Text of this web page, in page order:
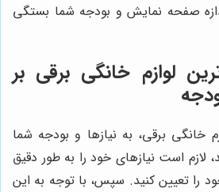
صفحه نمایش و بودجه شما بستگی
لوازم خانگی برقی بر
خانگی برقی، به نیازها و بودجه شما
لازم است نیازهای خود را به طور دقیق
تعیین کنید. سپس، با توجه به این